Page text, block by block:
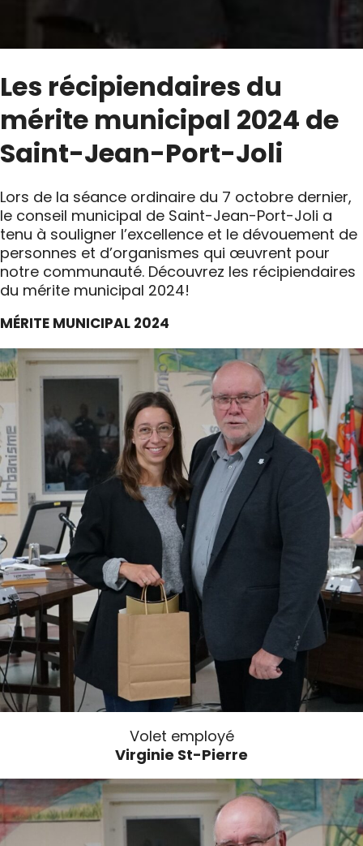
Les récipiendaires du
mérite municipal 2024 de
Saint-Jean-Port-Joli
Lors de la séance ordinaire du 7 octobre dernier,
le conseil municipal de Saint-Jean-Port-Joli a
tenu à souligner l’excellence et le dévouement de
personnes et d’organismes qui œuvrent pour
notre communauté. Découvrez les récipiendaires
du mérite municipal 2024!
MÉRITE MUNICIPAL 2024
Volet employé
Virginie St-Pierre